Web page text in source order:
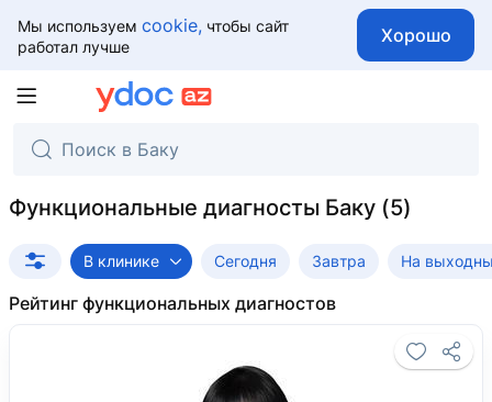
Мы используем cookie, чтобы сайт
работал лучше
Хорошо
Функциональные диагносты Баку
В клинике Сегодня Завтра На
Рейтинг функциональных диагностов